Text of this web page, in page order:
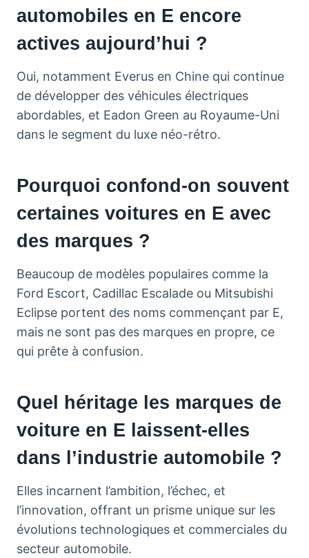
automobiles en E encore
actives aujourd’hui ?
Oui, notamment Everus en Chine qui continue
de développer des véhicules électriques
abordables, et Eadon Green au Royaume-Uni
dans le segment du luxe néo-rétro.
Pourquoi confond-on souvent
certaines voitures en E avec
des marques ?
Beaucoup de modèles populaires comme la
Ford Escort, Cadillac Escalade ou Mitsubishi
Eclipse portent des noms commençant par E,
mais ne sont pas des marques en propre, ce
qui prête à confusion.
Quel héritage les marques de
voiture en E laissent-elles
dans l’industrie automobile ?
Elles incarnent l’ambition, l’échec, et
l’innovation, offrant un prisme unique sur les
évolutions technologiques et commerciales du
secteur automobile.